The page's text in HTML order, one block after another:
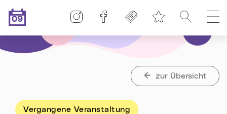
Heute ist der
09
Suche
Freikarten
Linz-Termine auf Facebook
Linz-Termine auf Instagram
zur Übersicht
Vergangene Veranstaltung